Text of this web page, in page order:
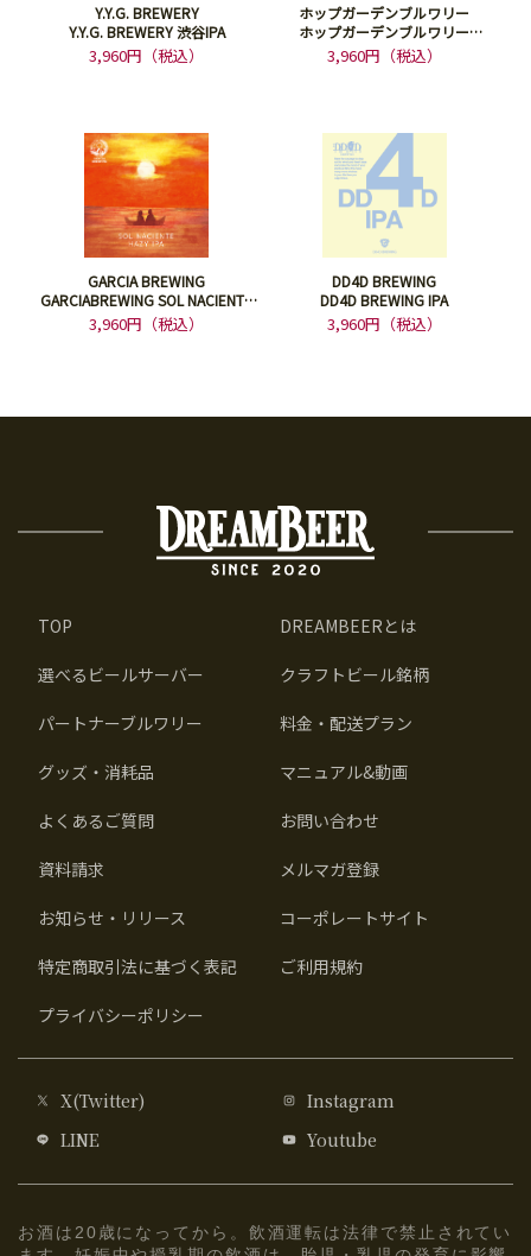
Y.Y.G. BREWERY
Y.Y.G. BREWERY 渋谷IPA
3,960円（税込）
ホップガーデンブルワリー
ホップガーデンブルワリー
HOPJAPAN IPA
3,960円（税込）
GARCIA BREWING
GARCIABREWING SOL NACIENTE
HAZY IPA DDH
3,960円（税込）
DD4D BREWING
DD4D BREWING IPA
3,960円（税込）
TOP DREAMBEERとは
選べるビールサーバー クラフトビール銘柄
パートナーブルワリー 料金・配送プラン
グッズ・消耗品 マニュアル&動画
よくあるご質問 お問い合わせ
資料請求 メルマガ登録
お知らせ・リリース コーポレートサイト
特定商取引法に基づく表記 ご利用規約
プライバシーポリシー
X(Twitter)
Instagram
LINE
Youtube
お酒は20歳になってから。飲酒運転は法律で禁止されてい